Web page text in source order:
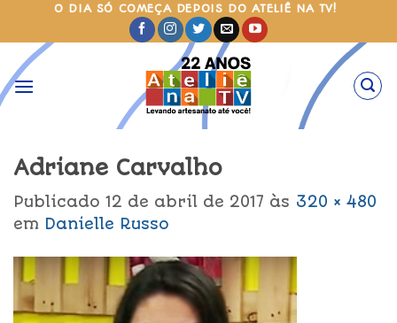
content
O DIA SÓ COMEÇA DEPOIS DO ATELIÊ NA TV!
Adriane Carvalho
Publicado 12 de abril de 2017 às 320 × 480
em Danielle Russo